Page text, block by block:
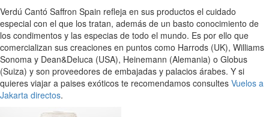
Verdú Cantó Saffron Spain refleja en sus productos el cuidado
especial con el que los tratan, además de un basto conocimiento de
los condimentos y las especias de todo el mundo. Es por ello que
comercializan sus creaciones en puntos como Harrods (UK), Williams
Sonoma y Dean&Deluca (USA), Heinemann (Alemania) o Globus
(Suiza) y son proveedores de embajadas y palacios árabes. Y si
quieres viajar a paises exóticos te recomendamos consultes Vuelos a
Jakarta directos.